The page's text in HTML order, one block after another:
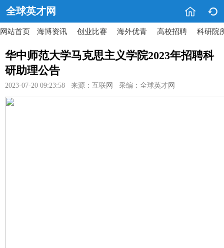
全球英才网  
网站首页 海博资讯 创业比赛 海外优青 高校招聘 科研院
华中师范大学马克思主义学院2023年招聘科
研助理公告
2023-07-20 09:23:58 来源：互联网 采编：全球英才网